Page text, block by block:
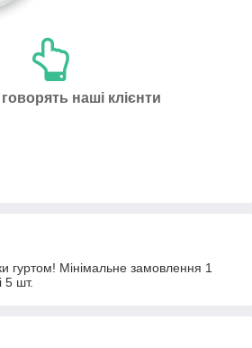
наші клієнти
гуртом! Мінімальне замовлення 1
5 шт.